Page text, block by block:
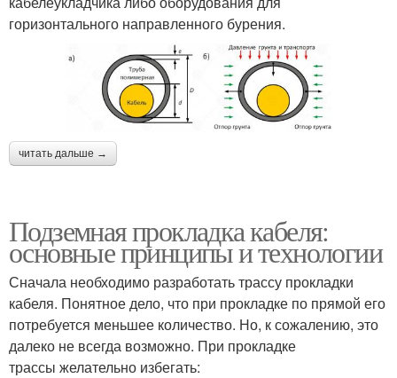
горизонтального направленного бурения.
читать дальше →
Подземная прокладка кабеля:
основные принципы и технологии
Сначала необходимо разработать трассу прокладки
кабеля. Понятное дело, что при прокладке по прямой его
потребуется меньшее количество. Но, к сожалению, это
далеко не всегда возможно. При прокладке
трассы желательно избегать: